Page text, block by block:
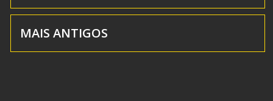
MAIS ANTIGOS